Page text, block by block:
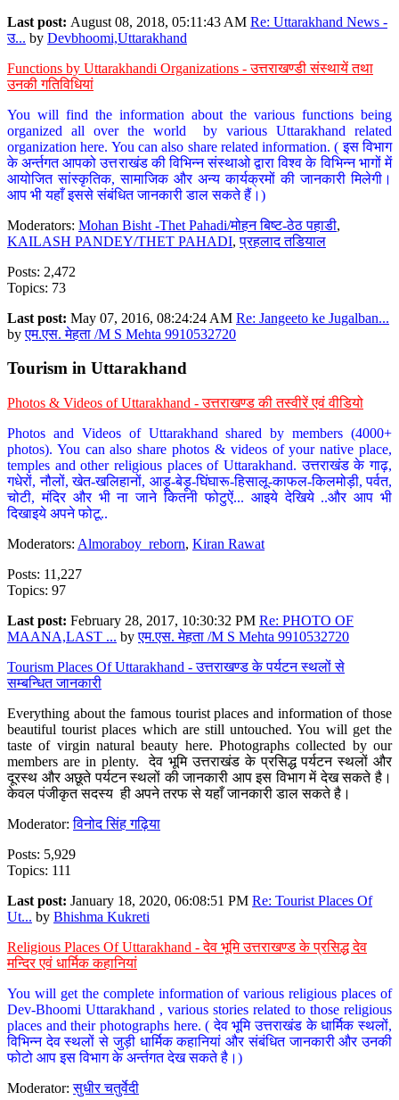
Last post: August 08, 2018, 05:11:43 AM Re: Uttarakhand News -
उ... by Devbhoomi,Uttarakhand
Functions by Uttarakhandi Organizations - उत्तराखण्डी संस्थायें तथा
उनकी गतिविधियां
You will find the information about the various functions being
organized all over the world by various Uttarakhand related
organization here. You can also share related information. ( इस विभाग
के अर्न्तगत आपको उत्तराखंड की विभिन्न संस्थाओ द्वारा विश्व के विभिन्न भागों में
आयोजित सांस्कृतिक, सामाजिक और अन्य कार्यक्रमों की जानकारी मिलेगी।
आप भी यहाँ इससे संबंधित जानकारी डाल सकते हैं।)
Moderators: Mohan Bisht -Thet Pahadi/मोहन बिष्ट-ठेठ पहाडी,
KAILASH PANDEY/THET PAHADI,प्रहलाद तडियाल
Posts: 2,472
Topics: 73
Last post: May 07, 2016, 08:24:24 AM Re: Jangeeto ke Jugalban...
byएम.एस. मेहता /M S Mehta 9910532720
Tourism in Uttarakhand
Photos & Videos of Uttarakhand - उत्तराखण्ड की तस्वीरें एवं वीडियो
Photos and Videos of Uttarakhand shared by members (4000+
photos). You can also share photos & videos of your native place,
temples and other religious places of Uttarakhand. उत्तराखंड के गाढ़,
गधेरों, नौलों, खेत-खलिहानों, आड़ू-बेड़ू-घिंघारू-हिसालू-काफल-किलमोड़ी, पर्वत,
चोटी, मंदिर और भी ना जाने कितनी फोटुऐं... आइये देखिये ..और आप भी
दिखाइये अपने फोटू..
Moderators: Almoraboy_reborn, Kiran Rawat
Posts: 11,227
Topics: 97
Last post: February 28, 2017, 10:30:32 PM Re: PHOTO OF
MAANA,LAST ... byएम.एस. मेहता /M S Mehta 9910532720
Tourism Places Of Uttarakhand - उत्तराखण्ड के पर्यटन स्थलों से
सम्बन्धित जानकारी
Everything about the famous tourist places and information of those
beautiful tourist places which are still untouched. You will get the
taste of virgin natural beauty here. Photographs collected by our
members are in plenty. देव भूमि उत्तराखंड के प्रसिद्ध पर्यटन स्थलों और
दूरस्थ और अछूते पर्यटन स्थलों की जानकारी आप इस विभाग में देख सकते है।
केवल पंजीकृत सदस्य ही अपने तरफ से यहाँ जानकारी डाल सकते है।
Moderator:विनोद सिंह गढ़िया
Posts: 5,929
Topics: 111
Last post: January 18, 2020, 06:08:51 PM Re: Tourist Places Of
Ut... by Bhishma Kukreti
Religious Places Of Uttarakhand - देव भूमि उत्तराखण्ड के प्रसिद्ध देव
मन्दिर एवं धार्मिक कहानियां
You will get the complete information of various religious places of
Dev-Bhoomi Uttarakhand , various stories related to those religious
places and their photographs here. ( देव भूमि उत्तराखंड के धार्मिक स्थलों,
विभिन्न देव स्थलों से जुड़ी धार्मिक कहानियां और संबंधित जानकारी और उनकी
फोटो आप इस विभाग के अर्न्तगत देख सकते है।)
Moderator:सुधीर चतुर्वेदी